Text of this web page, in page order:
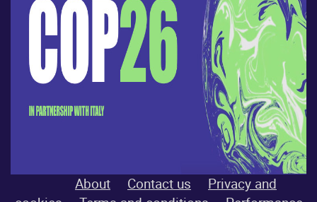
About Contact us
Privacy and